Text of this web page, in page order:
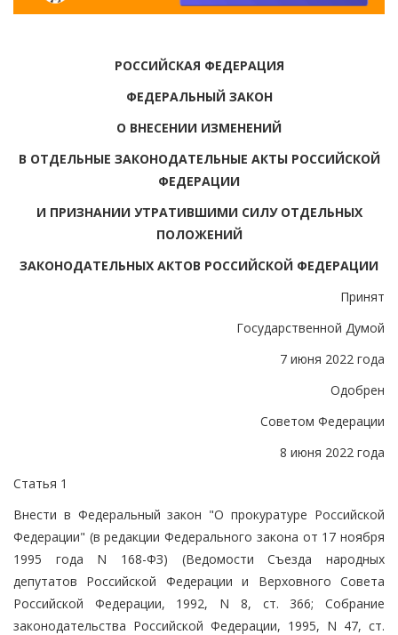
РОССИЙСКАЯ ФЕДЕРАЦИЯ
ФЕДЕРАЛЬНЫЙ ЗАКОН
О ВНЕСЕНИИ ИЗМЕНЕНИЙ
В ОТДЕЛЬНЫЕ ЗАКОНОДАТЕЛЬНЫЕ АКТЫ РОССИЙСКОЙ
ФЕДЕРАЦИИ
И ПРИЗНАНИИ УТРАТИВШИМИ СИЛУ ОТДЕЛЬНЫХ
ПОЛОЖЕНИЙ
ЗАКОНОДАТЕЛЬНЫХ АКТОВ РОССИЙСКОЙ ФЕДЕРАЦИИ
Принят
Государственной Думой
7 июня 2022 года
Одобрен
Советом Федерации
8 июня 2022 года
Статья 1
Внести в Федеральный закон "О прокуратуре Российской
Федерации" (в редакции Федерального закона от 17 ноября
1995 года N 168-ФЗ) (Ведомости Съезда народных
депутатов Российской Федерации и Верховного Совета
Российской Федерации, 1992, N 8, ст. 366; Собрание
законодательства Российской Федерации, 1995, N 47, ст.